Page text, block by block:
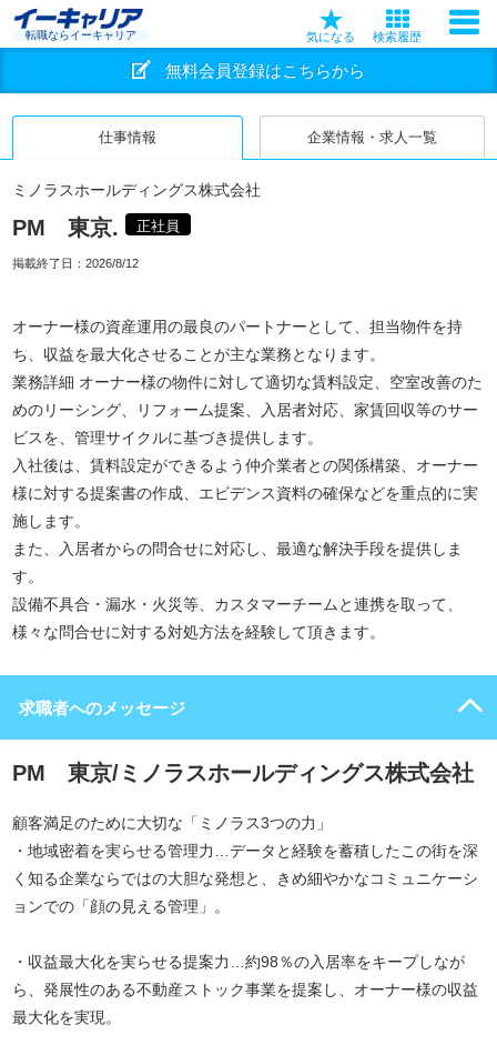
転職ならイーキャリア 気になる 検索履歴
無料会員登録はこちらから
仕事情報 企業情報・求人一覧
ミノラスホールディングス株式会社
PM 東京. 正社員
掲載終了日： 2026/8/12
オーナー様の資産運用の最良のパートナーとして、担当物件を持
ち、収益を最大化させることが主な業務となります。
業務詳細 オーナー様の物件に対して適切な賃料設定、空室改善のた
めのリーシング、リフォーム提案、入居者対応、家賃回収等のサー
ビスを、管理サイクルに基づき提供します。
入社後は、賃料設定ができるよう仲介業者との関係構築、オーナー
様に対する提案書の作成、エビデンス資料の確保などを重点的に実
施します。
また、入居者からの問合せに対応し、最適な解決手段を提供しま
す。
設備不具合・漏水・火災等、カスタマーチームと連携を取って、
様々な問合せに対する対処方法を経験して頂きます。
求職者へのメッセージ
PM 東京/ミノラスホールディングス株式会社
顧客満足のために大切な「ミノラス3つの力」
・地域密着を実らせる管理力…データと経験を蓄積したこの街を深
く知る企業ならではの大胆な発想と、きめ細やかなコミュニケーシ
ョンでの「顔の見える管理」。
・収益最大化を実らせる提案力…約98％の入居率をキープしなが
ら、発展性のある不動産ストック事業を提案し、オーナー様の収益
最大化を実現。